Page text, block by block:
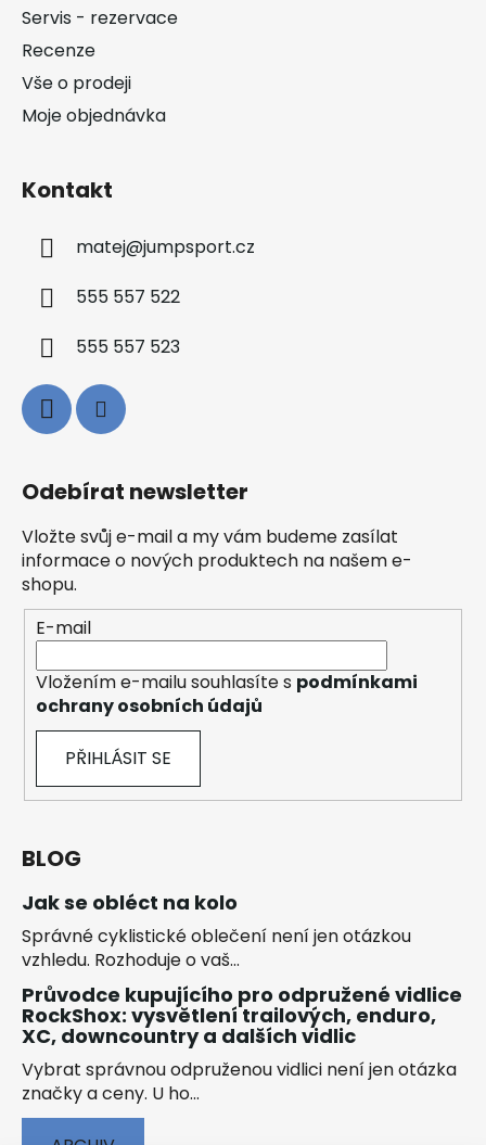
Servis - rezervace
Recenze
Vše o prodeji
Moje objednávka
Kontakt
matej@jumpsport.cz
555 557 522
555 557 523
Odebírat newsletter
Vložte svůj e-mail a my vám budeme zasílat
informace o nových produktech na našem e-
shopu.
E-mail
Vložením e-mailu souhlasíte s podmínkami
ochrany osobních údajů
PŘIHLÁSIT SE
BLOG
Jak se obléct na kolo
Správné cyklistické oblečení není jen otázkou
vzhledu. Rozhoduje o vaš...
Průvodce kupujícího pro odpružené vidlice
RockShox: vysvětlení trailových, enduro,
XC, downcountry a dalších vidlic
Vybrat správnou odpruženou vidlici není jen otázka
značky a ceny. U ho...